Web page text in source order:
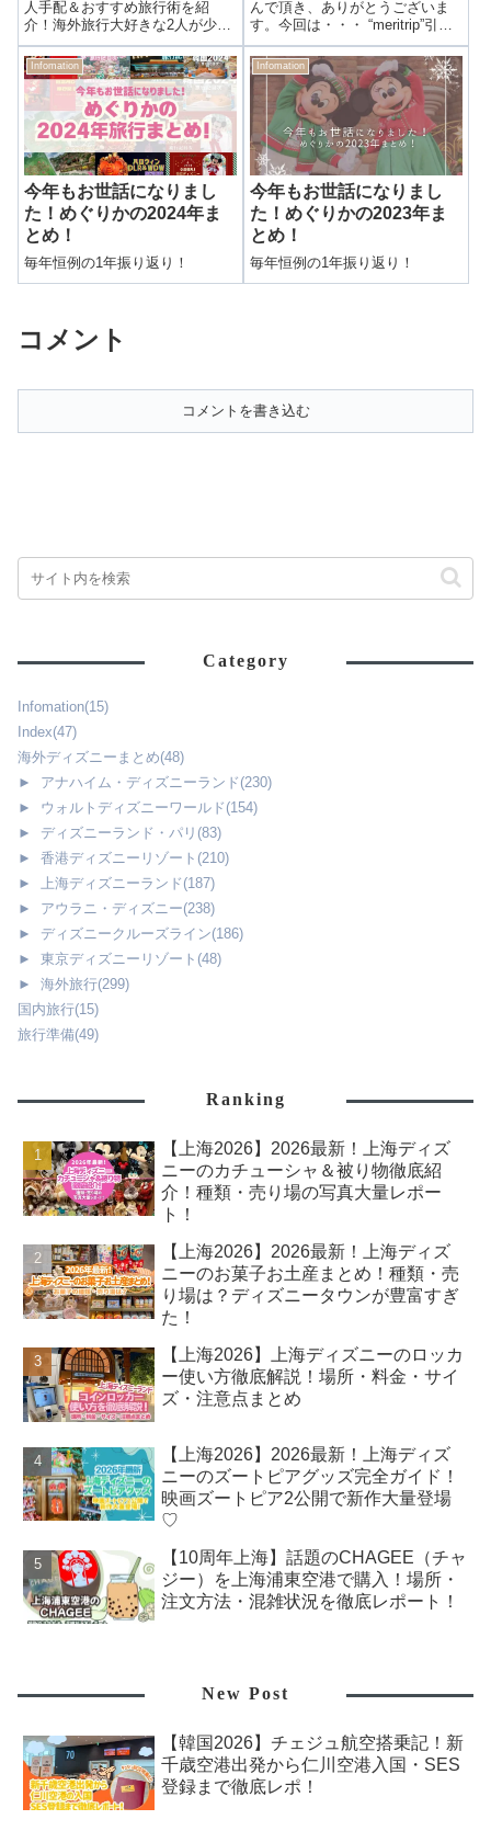
人手配＆おすすめ旅行術を紹
介！海外旅行大好きな2人が少な
い有休を駆使して満喫した旅行
をレポートしていきます。憧れ
の海外ディズニー制覇までの道
のりを徹底レポート！予約方
法・必要な準備、荷物のパッキ
ングから空港ホテル...
んで頂き、ありがとうございま
す。今回は・・・ “meritrip”引っ
越し完了！ 引っ越しを宣言した3
月9日から作業を続けてやっとこ
の報告ができます！！！！昨日
ライブドアブログでもお伝えし
ましたが、本日 3月28...
Infomation
今年もお世話になりまし
た！めぐりかの2024年ま
とめ！
毎年恒例の1年振り返り！
Infomation
今年もお世話になりまし
た！めぐりかの2023年ま
とめ！
毎年恒例の1年振り返り！
コメント
コメントを書き込む
Category
Infomation(15)
Index(47)
海外ディズニーまとめ(48)
►
アナハイム・ディズニーランド (230)
►
ウォルトディズニーワールド (154)
►
ディズニーランド・パリ (83)
►
香港ディズニーリゾート (210)
►
上海ディズニーランド (187)
►
アウラニ・ディズニー(238)
►
ディズニークルーズライン(186)
►
東京ディズニーリゾート (48)
►
海外旅行(299)
国内旅行(15)
旅行準備(49)
Ranking
【上海2026】2026最新！上海ディズ
ニーのカチューシャ＆被り物徹底紹
介！種類・売り場の写真大量レポー
ト！
【上海2026】2026最新！上海ディズ
ニーのお菓子お土産まとめ！種類・売
り場は？ディズニータウンが豊富すぎ
た！
【上海2026】上海ディズニーのロッカ
ー使い方徹底解説！場所・料金・サイ
ズ・注意点まとめ
【上海2026】2026最新！上海ディズ
ニーのズートピアグッズ完全ガイド！
映画ズートピア2公開で新作大量登場
♡
【10周年上海】話題のCHAGEE（チャ
ジー）を上海浦東空港で購入！場所・
注文方法・混雑状況を徹底レポート！
New Post
【韓国2026】チェジュ航空搭乗記！新
千歳空港出発から仁川空港入国・SES
登録まで徹底レポ！